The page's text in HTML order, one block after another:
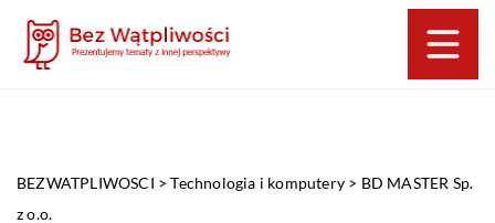
BEZWATPLIWOSCI >Technologia i komputery > BD MASTER Sp.
z o.o.